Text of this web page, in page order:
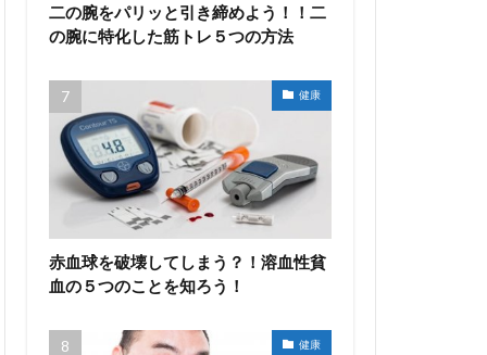
二の腕をパリッと引き締めよう！！二
の腕に特化した筋トレ５つの方法
健康
赤血球を破壊してしまう？！溶血性貧
血の５つのことを知ろう！
健康